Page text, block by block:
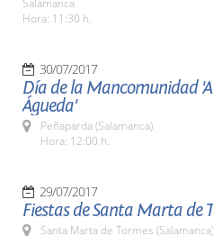
Salamanca
Hora: 11:30 h.
30/07/2017
Día de la Mancomunidad
Águeda'
Peñaparda (Salamanca)
Hora: 12:00 h.
29/07/2017
Fiestas de Santa Marta de
Santa Marta de Tormes (Salamanca)